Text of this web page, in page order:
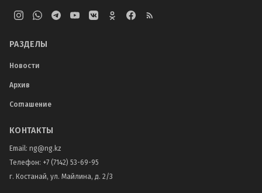
РАЗДЕЛЫ
Новости
Архив
Соглашение
КОНТАКТЫ
Email: ng@ng.kz
Телефон: +7 (7142) 53-69-95
г. Костанай, ул. Майлина, д. 2/3